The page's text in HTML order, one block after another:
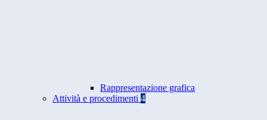
Rappresentazione grafica
Attività e procedimenti 4